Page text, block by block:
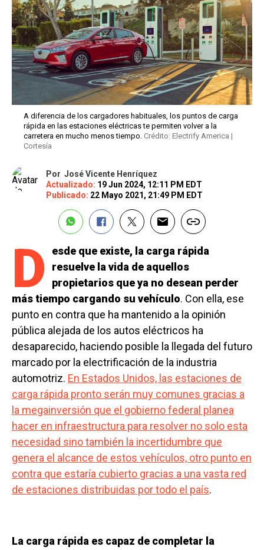
A diferencia de los cargadores habituales, los puntos de carga
rápida en las estaciones eléctricas te permiten volver a la
carretera en mucho menos tiempo. Crédito: Electrify America |
Cortesía
Por José Vicente Henríquez
Actualizado: 19 Jun 2024, 12:11 PM EDT
Publicado: 22 Mayo 2021, 21:49 PM EDT
D
esde que existe, la carga rápida
resuelve la vida de aquellos
propietarios que ya no desean perder
más tiempo cargando su vehículo. Con ella, ese
punto en contra que ha mantenido a la opinión
pública alejada de los autos eléctricos ha
desaparecido, haciendo posible la llegada del futuro
marcado por la electrificación de la industria
automotriz. En Estados Unidos, las estaciones de
carga rápida pronto serán muy comunes gracias a
la megainversión que el gobierno federal planea
hacer en infraestructura para resolver no solo esta
necesidad sino también la incertidumbre que
genera el alcance de estos vehículos, otro punto en
contra que estaría cubierto gracias a una vasta red
de estaciones distribuidas por todo el país.
La carga rápida es capaz de completar la